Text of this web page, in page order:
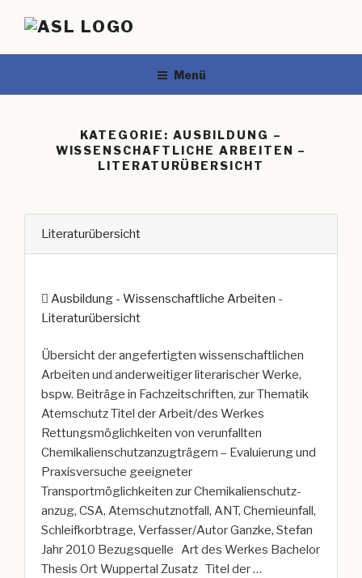
Menü
KATEGORIE:AUSBILDUNG –
WISSENSCHAFTLICHE ARBEITEN –
LITERATURÜBERSICHT
Literaturübersicht
Ausbildung - Wissenschaftliche Arbeiten -
Literaturübersicht
Übersicht der angefertigten wissenschaftlichen
Arbeiten und anderweitiger literarischer Werke,
bspw. Beiträge in Fachzeitschriften, zur Thematik
Atemschutz Titel der Arbeit/des Werkes
Rettungsmöglichkeiten von verunfallten
Chemikalienschutzanzugträgern – Evaluierung und
Praxisversuche geeigneter
Transportmöglichkeiten zur Chemikalienschutz-
anzug, CSA, Atemschutznotfall, ANT, Chemieunfall,
Schleifkorbtrage, Verfasser/Autor Ganzke, Stefan
Jahr 2010 Bezugsquelle Art des Werkes Bachelor
Thesis Ort Wuppertal Zusatz Titel der …